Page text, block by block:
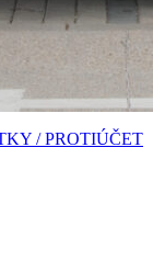
/ PROTIÚČET